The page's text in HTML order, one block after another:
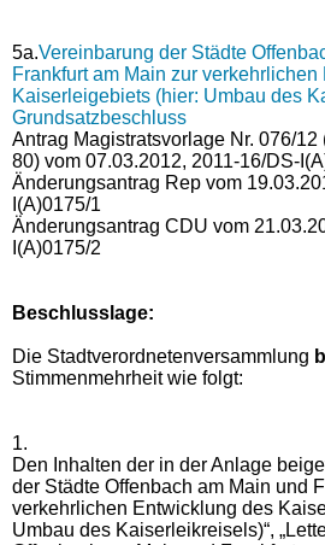
5a.Vereinbarung der Städte
Frankfurt am Main zur
Kaiserleigebiets (hier: Umbau des
Grundsatzbeschluss
Antrag Magistratsvorlage Nr. 076/12
80) vom 07.03.2012, 2011-16/DS-
Änderungsantrag Rep vom
I(A)0175/1
Änderungsantrag CDU vom
I(A)0175/2
Beschlusslage:
Die Stadtverordnetenversammlung
Stimmenmehrheit wie folgt:
1.
Den Inhalten der in der Anlage
der Städte Offenbach am Main und
verkehrlichen Entwicklung des
Umbau des Kaiserleikreisels)“,